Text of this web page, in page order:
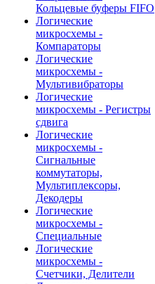
Кольцевые буферы FIFO
Логические
микросхемы -
Компараторы
Логические
микросхемы -
Мультивибраторы
Логические
микросхемы - Регистры
сдвига
Логические
микросхемы -
Сигнальные
коммутаторы,
Мультиплексоры,
Декодеры
Логические
микросхемы -
Специальные
Логические
микросхемы -
Счетчики, Делители